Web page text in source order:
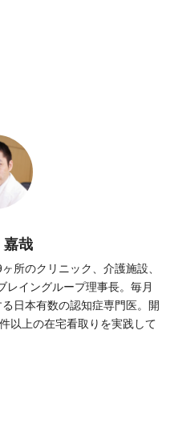
嘉哉
所のクリニック、介護施設、
レイングループ理事長。毎月
日本有数の認知症専門医。開
以上の在宅看取りを実践して